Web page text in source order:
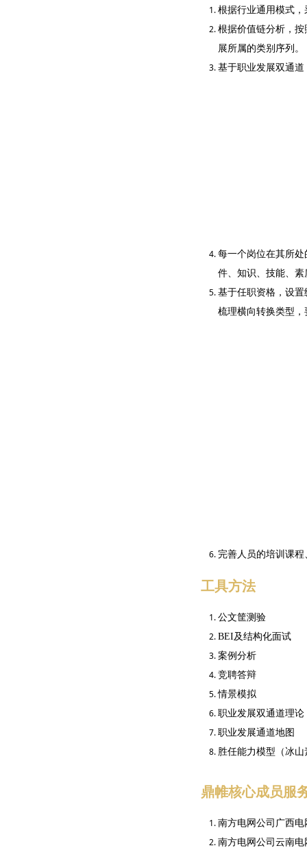
根据行业通用模式
根据价值链分析，
展所属的类别序列。
基于职业发展双通
每一个岗位在其所
件、知识、技能、
基于任职资格，设
梳理横向转换类型
完善人员的培训课
工具方法
公文筐测验
BEI及结构化面试
案例分析
竞聘答辩
情景模拟
职业发展双通道理论
职业发展通道地图
胜任能力模型（冰
鼎帷核心成员服
南方电网公司广西
南方电网公司云南